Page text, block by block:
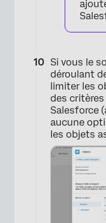
Si vous le
déroulant
limiter les
des
Salesforce
aucune
les objets